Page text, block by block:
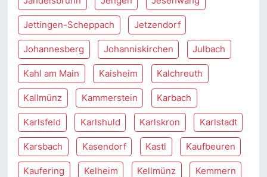
Jettingen-Scheppach Jetzendorf
Johannesberg Johanniskirchen Julbach
Kahl am Main Kaisheim Kalchreuth
Kallmünz Kammerstein Karbach
Karlsfeld Karlshuld Karlskron Karlstadt
Karsbach Kasendorf Kastl Kaufbeuren
Kaufering Kelheim Kellmünz Kemmern